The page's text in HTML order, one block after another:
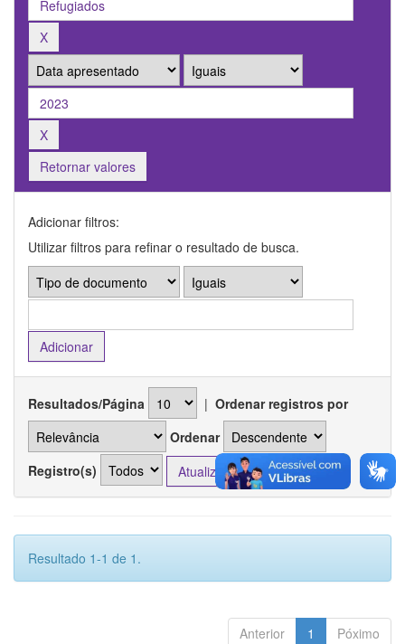
Retornar valores
Adicionar filtros:
Utilizar filtros para refinar o resultado de busca.
Resultados/Página | Ordenar registros por
Ordenar
Registro(s)
Resultado 1-1 de 1.
Anterior 1 Póximo